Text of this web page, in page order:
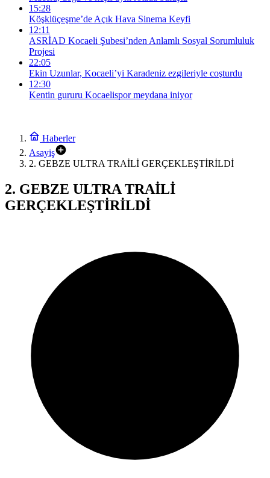
15:28
Köşklüçeşme’de Açık Hava Sinema Keyfi
12:11
ASRİAD Kocaeli Şubesi’nden Anlamlı Sosyal Sorumluluk
Projesi
22:05
Ekin Uzunlar, Kocaeli’yi Karadeniz ezgileriyle coşturdu
12:30
Kentin gururu Kocaelispor meydana iniyor
Haberler
Asayiş
2. GEBZE ULTRA TRAİLİ GERÇEKLEŞTİRİLDİ
2. GEBZE ULTRA TRAİLİ
GERÇEKLEŞTİRİLDİ